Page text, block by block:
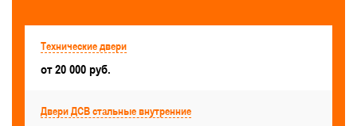
Технические двери
от 20 000 руб.
Двери ДСВ стальные внутренние